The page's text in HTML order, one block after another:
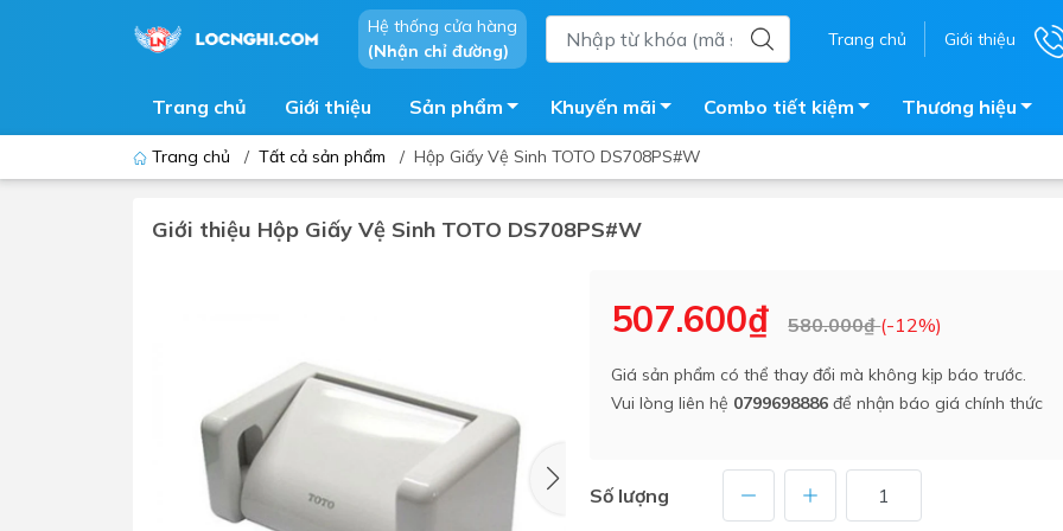
Hệ thống cửa hàng
(Nhận chỉ đường)
Trang chủ Giới thiệu
Trang chủ Giới thiệu Sản phẩm
Vòi chậu - vòi hồ - vòi gắn tường
Máy sấy tay
Lavabo tủ - Lavabo kính
Máy tắm nước nóng điện
Phụ kiện nhà tắm
Chậu giặt
Sen tắm âm tường
trời
Bồn bảo ôn
Bồn nhựa tự hoại
Vòi pha nóng lạnh
Vật tư
Khuyến mãi Combo tiết kiệm Thương hiệu
Trang chủ / Tất cả sản phẩm / Hộp Giấy Vệ Sinh TOTO DS708PS#W
Giới thiệu Hộp Giấy Vệ Sinh TOTO DS708PS#W
507.600₫ 580.000₫(-12%)
Giá sản phẩm có thể thay đổi mà không kịp báo trước.
Vui lòng liên hệ 0799698886 để nhận báo giá chính thức
Số lượng